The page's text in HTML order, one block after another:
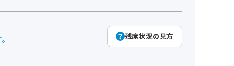
残席状況の見方